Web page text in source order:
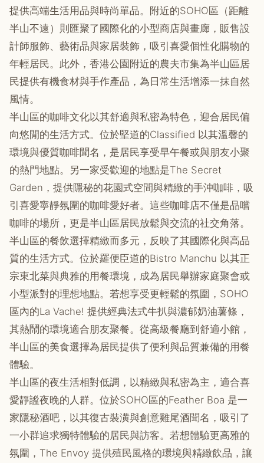
提供高端生活用品與時尚單品。附近的SOHO區（距離
半山不遠）則匯聚了國際化的小型商店與畫廊，販售設
計師服飾、藝術品與家居裝飾，吸引喜愛個性化購物的
年輕居民。此外，香港公園附近的農夫市集為半山區居
民提供有機食材與手作產品，為日常生活增添一抹自然
風情。
半山區的咖啡文化以其舒適與私密為特色，迎合居民偏
向悠閒的生活方式。位於堅道的Classified 以其溫馨的
環境與優質咖啡聞名，是居民享受早午餐或與朋友小聚
的熱門地點。另一家受歡迎的地點是The Secret
Garden，提供隱秘的花園式空間與精緻的手沖咖啡，吸
引喜愛寧靜氛圍的咖啡愛好者。這些咖啡店不僅是品嚐
咖啡的場所，更是半山區居民放鬆與交流的社交角落。
半山區的餐飲選擇精緻而多元，反映了其國際化與高品
質的生活方式。位於羅便臣道的Bistro Manchu 以其正
宗東北菜與典雅的用餐環境，成為居民舉辦家庭聚會或
小型派對的理想地點。若想享受更輕鬆的氛圍，SOHO
區內的La Vache! 提供經典法式牛扒與濃郁奶油薯條，
其熱鬧的環境適合朋友聚餐。從高級餐廳到舒適小館，
半山區的美食選擇為居民提供了便利與品質兼備的用餐
體驗。
半山區的夜生活相對低調，以精緻與私密為主，適合喜
愛靜謐夜晚的人群。位於SOHO區的Feather Boa 是一
家隱秘酒吧，以其復古裝潢與創意雞尾酒聞名，吸引了
一小群追求獨特體驗的居民與訪客。若想體驗更高雅的
氛圍，The Envoy 提供殖民風格的環境與精緻飲品，讓